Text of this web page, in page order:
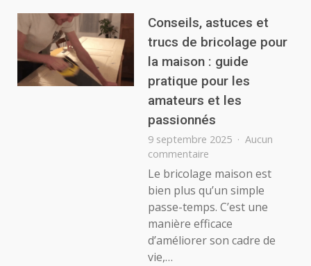
Guide
Conseils, astuces et
trucs de bricolage pour
la maison : guide
pratique pour les
amateurs et les
passionnés
9 septembre 2025
Aucun
commentaire
Conseils,
astuces
et
trucs
de
bricolage
Le bricolage maison est
bien plus qu’un simple
passe-temps. C’est une
manière efficace
d’améliorer son cadre de
vie,…